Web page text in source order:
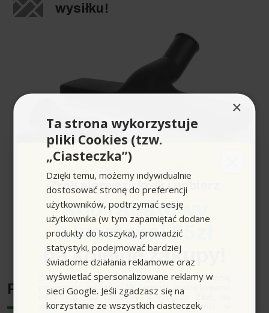
wysiłku!
Czujesz zmęczenie i irytacjęna samą myśl o
Rozwiń pełen opis produktu
Producent
×
Ta strona wykorzystuje
pliki Cookies (tzw.
„Ciasteczka”)
Dzięki temu, możemy indywidualnie
dostosować stronę do preferencji
użytkowników, podtrzymać sesję
użytkownika (w tym zapamiętać dodane
produkty do koszyka), prowadzić
statystyki, podejmować bardziej
świadome działania reklamowe oraz
wyświetlać spersonalizowane reklamy w
sieci Google. Jeśli zgadzasz się na
korzystanie ze wszystkich ciasteczek,
Zrób pierwszy krok i odbierz
Kod rabatowy
o wartości 25zł
na kolejne zakupy!
Zapisz się do newslettera, załóż konto i dokonaj
pierwszych zakupów. W ramach podziękowania
otrzymasz kod rabatowy o wartości
wykorzystania przy kolejnym zamówieniu w